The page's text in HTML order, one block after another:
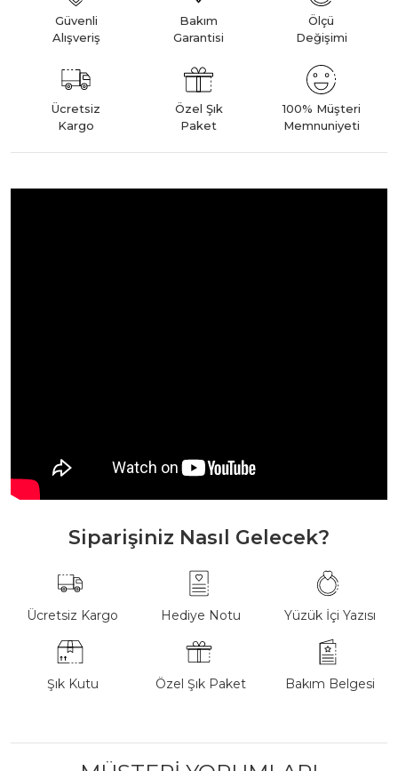
Güvenli
Alışveriş
Bakım
Garantisi
Ölçü
Değişimi
Ücretsiz
Kargo
Özel Şık
Paket
100% Müşteri
Memnuniyeti
Siparişiniz Nasıl Gelecek?
Ücretsiz Kargo Hediye Notu Yüzük İçi Yazısı
Şık Kutu Özel Şık Paket Bakım Belgesi